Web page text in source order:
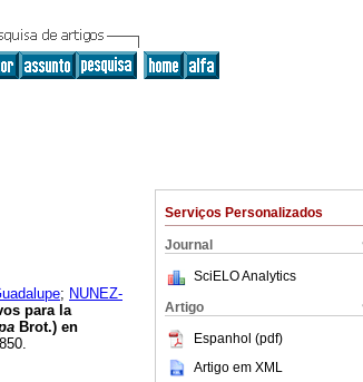
Serviços Personalizados
Journal
SciELO Analytics
Artigo
Espanhol (pdf)
Artigo em XML
; NUNEZ-
para la
Brot.) en